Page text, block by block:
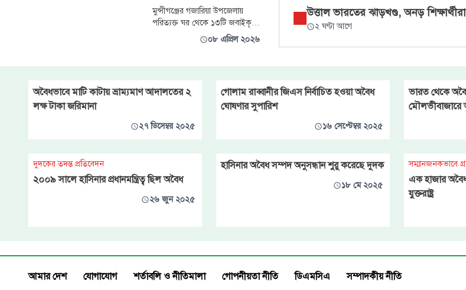
মুন্সীগঞ্জের গজারিয়া উপজেলায়
পরিত্যক্ত ঘর থেকে ১৩টি জবাইকৃত
ঘোড়ার মাংস উদ্ধার করা হয়েছে। এ
সময় স্থানীয়দের উপস্থিতি টের পেয়ে
ঘোড়াও উদ্ধার করা হয়েছে।
০৮ এপ্রিল ২০২৬
উত্তাল ভারতের ঝাড়খণ্ড, অনড় শিক্ষার্থীরা
২ ঘণ্টা আগে
অবৈধভাবে মাটি কাটায় ভ্রাম্যমাণ আদালতের ২
লক্ষ টাকা জরিমানা
২৭ ডিসেম্বর ২০২৫
গোলাম রাব্বানীর জিএস নির্বাচিত হওয়া অবৈধ
ঘোষণার সুপারিশ
১৬ সেপ্টেম্বর ২০২৫
ভারত থেকে
দুদকের তদন্ত প্রতিবেদন
২০০৯ সালে হাসিনার প্রধানমন্ত্রিত্ব ছিল অবৈধ
২৬ জুন ২০২৫
হাসিনার অবৈধ সম্পদ অনুসন্ধান শুরু করেছে দুদক
১৮ মে ২০২৫
সম্মানজনকভাবে
এক হাজার অবৈধ
যুক্তরাষ্ট্র
আমার দেশ যোগাযোগ শর্তাবলি ও নীতিমালা গোপনীয়তা নীতি ডিএমসিএ সম্পাদকীয় নীতি